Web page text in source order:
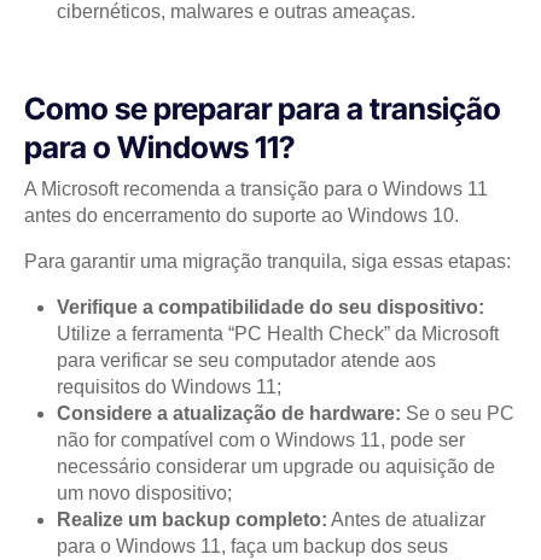
cibernéticos, malwares e outras ameaças.
Como se preparar para a transição
para o Windows 11?
A Microsoft recomenda a transição para o Windows 11
antes do encerramento do suporte ao Windows 10.
Para garantir uma migração tranquila, siga essas etapas:
Verifique a compatibilidade do seu dispositivo:
Utilize a ferramenta “PC Health Check” da Microsoft
para verificar se seu computador atende aos
requisitos do Windows 11;
Considere a atualização de hardware: Se o seu PC
não for compatível com o Windows 11, pode ser
necessário considerar um upgrade ou aquisição de
um novo dispositivo;
Realize um backup completo: Antes de atualizar
para o Windows 11, faça um backup dos seus